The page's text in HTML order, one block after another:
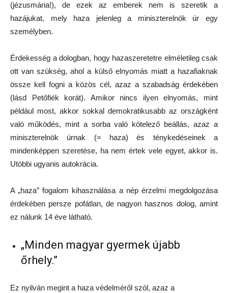
(jézusmária!), de ezek az emberek nem is szeretik a
hazájukat, mely haza jelenleg a miniszterelnök úr egy
személyben.
Érdekesség a dologban, hogy hazaszeretetre elméletileg csak
ott van szükség, ahol a külső elnyomás miatt a hazafiaknak
össze kell fogni a közös cél, azaz a szabadság érdekében
(lásd Petőfiék korát). Amikor nincs ilyen elnyomás, mint
például most, akkor sokkal demokratikusabb az országként
való működés, mint a sorba való kötelező beállás, azaz a
miniszterelnök úrnak (= haza) és ténykedéseinek a
mindenképpen szeretése, ha nem értek vele egyet, akkor is.
Utóbbi ugyanis autokrácia.
A „haza” fogalom kihasználása a nép érzelmi megdolgozása
érdekében persze pofátlan, de nagyon hasznos dolog, amint
ez nálunk 14 éve látható.
„Minden magyar gyermek újabb
őrhely.”
Ez nyilván megint a haza védelméről szól, azaz a